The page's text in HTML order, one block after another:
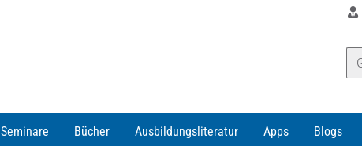
Seminare Bücher Ausbildungsliteratur Apps Blogs